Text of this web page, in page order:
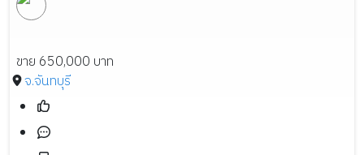
ขาย 650,000 บาท
จ.จันทบุรี